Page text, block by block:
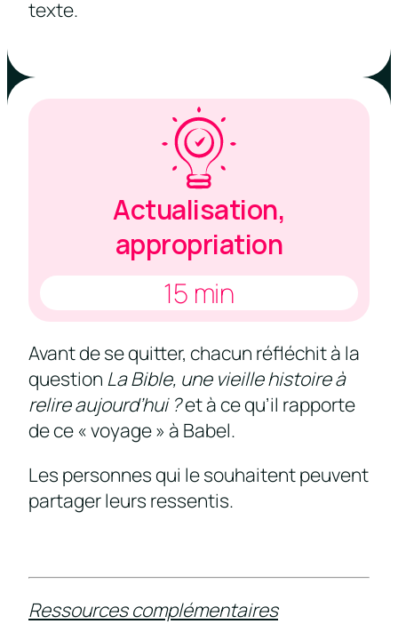
texte.
Actualisation,
appropriation
15 min
Avant de se quitter, chacun réfléchit à la
question La Bible, une vieille histoire à
relire aujourd’hui ?et à ce qu’il rapporte
de ce « voyage » à Babel.
Les personnes qui le souhaitent peuvent
partager leurs ressentis.
Ressources complémentaires